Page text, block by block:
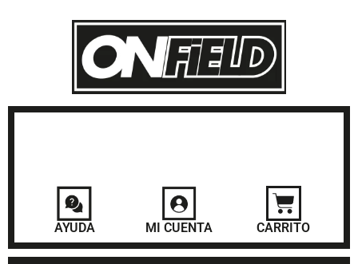
AYUDA MI CUENTA CARRITO